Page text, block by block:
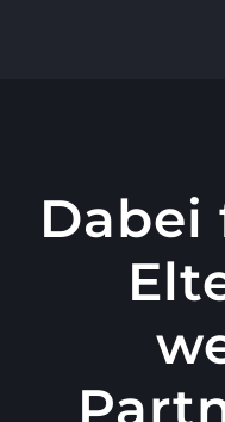
Dabei